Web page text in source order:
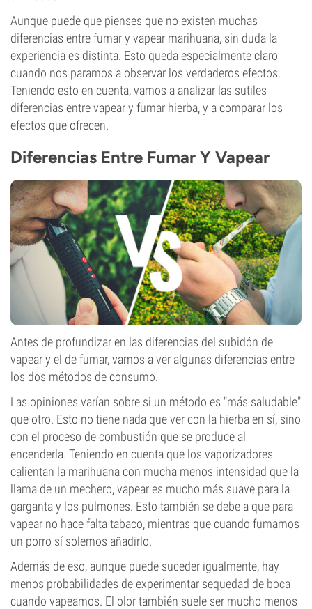
Aunque puede que pienses que no existen muchas
diferencias entre fumar y vapear marihuana, sin duda la
experiencia es distinta. Esto queda especialmente claro
cuando nos paramos a observar los verdaderos efectos.
Teniendo esto en cuenta, vamos a analizar las sutiles
diferencias entre vapear y fumar hierba, y a comparar los
efectos que ofrecen.
Diferencias Entre Fumar Y Vapear
Antes de profundizar en las diferencias del subidón de
vapear y el de fumar, vamos a ver algunas diferencias entre
los dos métodos de consumo.
Las opiniones varían sobre si un método es "más saludable"
que otro. Esto no tiene nada que ver con la hierba en sí, sino
con el proceso de combustión que se produce al
encenderla. Teniendo en cuenta que los vaporizadores
calientan la marihuana con mucha menos intensidad que la
llama de un mechero, vapear es mucho más suave para la
garganta y los pulmones. Esto también se debe a que para
vapear no hace falta tabaco, mientras que cuando fumamos
un porro sí solemos añadirlo.
Además de eso, aunque puede suceder igualmente, hay
menos probabilidades de experimentar sequedad de boca
cuando vapeamos. El olor también suele ser mucho menos